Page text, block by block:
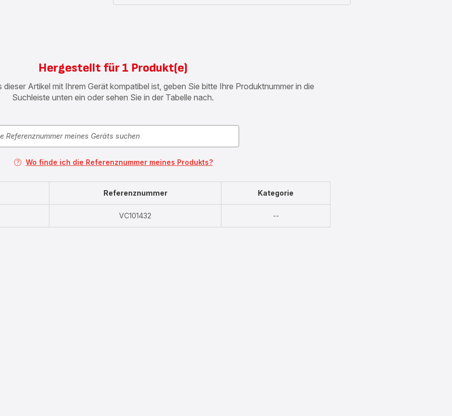
Hergestellt für 1 Produkt(e)
Artikel mit Ihrem Gerät kompatibel ist, geben Sie bitte Ihre Produktnummer in die
Suchleiste unten ein oder sehen Sie in der Tabelle nach.
Wo finde ich die Referenznummer meines Produkts?
Referenznummer Kategorie
VC101432 --Nicht
verfügbar